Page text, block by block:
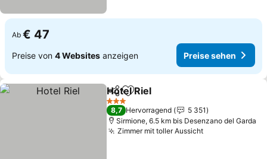
Ab € 47
Preise von 4 Websites anzeigen Preise sehen
TeilenZu Favoriten hinzufügen
Hotel Riel
3 Sterne
8,7 Hervorragend
5 351
Sirmione, 6.5 km bis Desenzano del Garda
Zimmer mit toller AussichtPreise sehen